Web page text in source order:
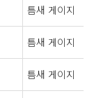
틈새 게이지
틈새 게이지
틈새 게이지